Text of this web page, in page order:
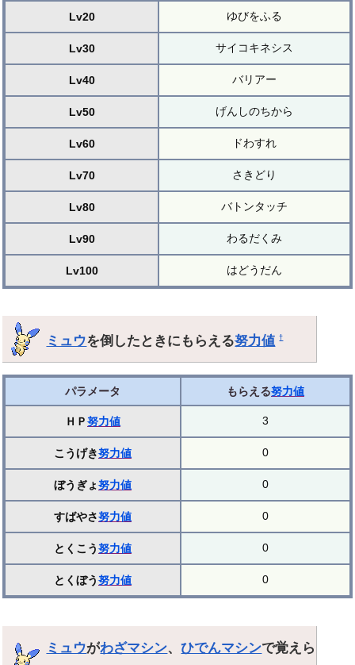
Lv20 ゆびをふる
Lv30 サイコキネシス
Lv40 バリアー
Lv50 げんしのちから
Lv60 ドわすれ
Lv70 さきどり
Lv80 バトンタッチ
Lv90 わるだくみ
Lv100 はどうだん
ミュウを倒したときにもらえる努力値 †
パラメータ もらえる努力値
ＨＰ努力値 3
こうげき努力値 0
ぼうぎょ努力値 0
すばやさ努力値 0
とくこう努力値 0
とくぼう努力値 0
ミュウがわざマシン、ひでんマシンで覚えら